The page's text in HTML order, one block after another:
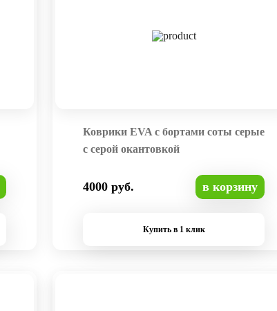
Коврики EVA с бортами соты серые
с серой окантовкой
4000 руб. в корзину
Купить в 1 клик